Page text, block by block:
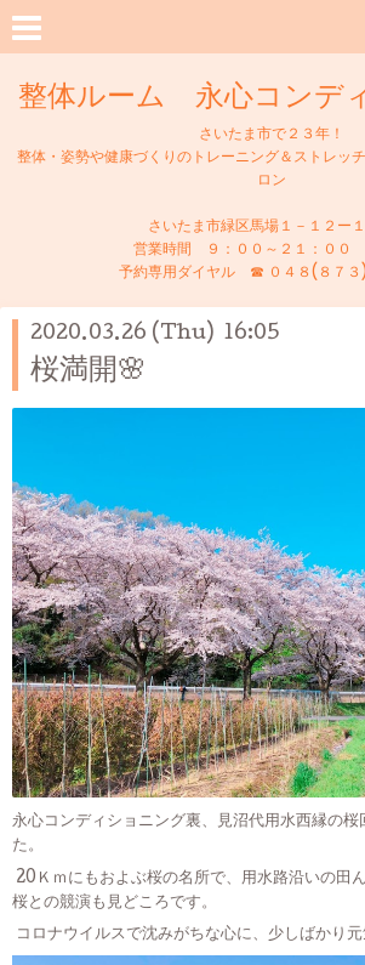
整体ルーム 永心コンデ
さいたま市で２３年！
整体・姿勢や健康づくりのトレーニング＆ストレッ
ロン
さいたま市緑区馬場１－１２ー
営業時間 ９：００～２１：００
予約専用ダイヤル ☎ ０４８(８７３)
2020.03.26 (Thu) 16:05
桜満開🌸
永心コンディショニング裏、見沼代用水西縁の桜
た。
20Ｋｍにもおよぶ桜の名所で、用水路沿いの田
桜との競演も見どころです。
コロナウイルスで沈みがちな心に、少しばかり元